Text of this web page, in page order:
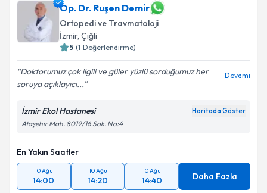
takvim hazırlandığında e-posta ile bilgilendireceğiz.
E-posta Adresiniz
Kişisel verilerimin işlenmesine ilişkin
kapsamda işlenmesini kabul ediyorum.
Op. Dr. Ruşen Demir
Ortopedi ve Travmatoloji
İzmir, Çiğli
5 (1 Değerlendirme)
Doktorumuz çok ilgili ve güler yüzlü sorduğumuz her
soruya açıklayıcı...
Devamı
İzmir Ekol Hastanesi Haritada Göster
Ataşehir Mah. 8019/16 Sok. No:4
En Yakın Saatler
10 Ağu
14:00
10 Ağu
14:20
10 Ağu
14:40 Daha Fazla